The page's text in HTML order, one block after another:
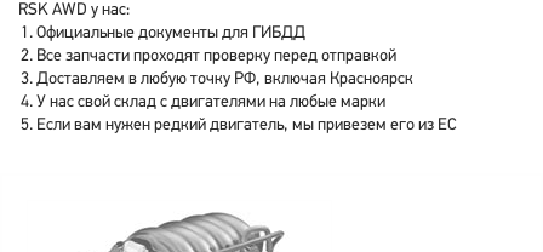
RSK AWD у нас:
Официальные документы для ГИБДД
Все запчасти проходят проверку перед отправкой
Доставляем в любую точку РФ, включая Красноярск
У нас свой склад с двигателями на любые марки
Если вам нужен редкий двигатель, мы привезем его из ЕС